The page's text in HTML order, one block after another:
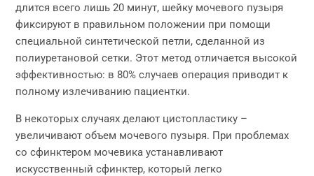
длится всего лишь 20 минут, шейку мочевого пузыря
фиксируют в правильном положении при помощи
специальной синтетической петли, сделанной из
полиуретановой сетки. Этот метод отличается высокой
эффективностью: в 80% случаев операция приводит к
полному излечиванию пациентки.
В некоторых случаях делают цистопластику –
увеличивают объем мочевого пузыря. При проблемах
со сфинктером мочевика устанавливают
искусственный сфинктер, который легко